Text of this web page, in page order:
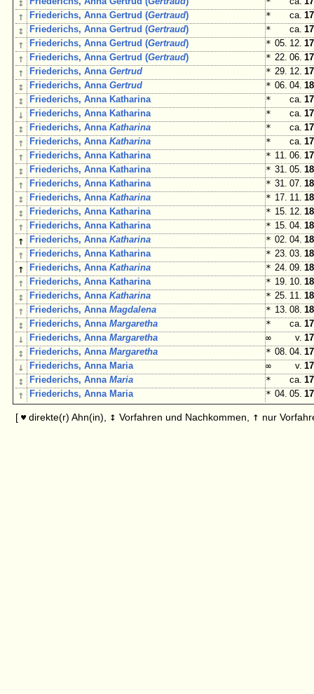
↕
↑ Friederichs, Anna Gertrud (Gertraud) * ca.
↕ Friederichs, Anna Gertrud (Gertraud) * ca.
↑ Friederichs, Anna Gertrud (Gertraud) * 05. 12.
↑ Friederichs, Anna Gertrud (Gertraud) * 22. 06.
↑ Friederichs, AnnaGertrud * 29. 12.
↕ Friederichs, AnnaGertrud * 06. 04.
↕ Friederichs, Anna Katharina * ca.
↓ Friederichs, Anna Katharina * ca.
↕ Friederichs, AnnaKatharina * ca.
↑ Friederichs, AnnaKatharina * ca.
↑ Friederichs, Anna Katharina * 11. 06.
↕ Friederichs, Anna Katharina * 31. 05.
↑ Friederichs, Anna Katharina * 31. 07.
↕ Friederichs, AnnaKatharina * 17. 11.
↕ Friederichs, Anna Katharina * 15. 12.
↑ Friederichs, Anna Katharina * 15. 04.
↑ Friederichs, AnnaKatharina * 02. 04.
↑ Friederichs, Anna Katharina * 23. 03.
↑ Friederichs, AnnaKatharina * 24. 09.
↑ Friederichs, Anna Katharina * 19. 10.
↕ Friederichs, AnnaKatharina * 25. 11.
↑ Friederichs, AnnaMagdalena * 13. 08.
↕ Friederichs, AnnaMargaretha * ca.
↓ Friederichs, AnnaMargaretha ∞ v.
↕ Friederichs, AnnaMargaretha * 08. 04.
↓ Friederichs, Anna Maria ∞ v.
↕ Friederichs, AnnaMaria * ca.
↑ Friederichs, Anna Maria * 04. 05.
[ ♥ direkte(r) Ahn(in), ↕ Vorfahren und Nachkommen, ↑ nur